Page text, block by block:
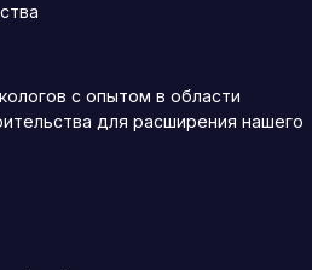
с опытом в области
для расширения нашего